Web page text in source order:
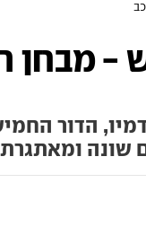
- מבחן
הדור
שונה